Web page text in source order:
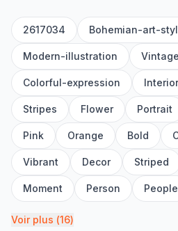
2617034 Bohemian-art-
Modern-illustration
Colorful-expression
Stripes Flower Portrait
Pink Orange Bold
Vibrant Decor Striped
Moment Person People
Voir plus (16)